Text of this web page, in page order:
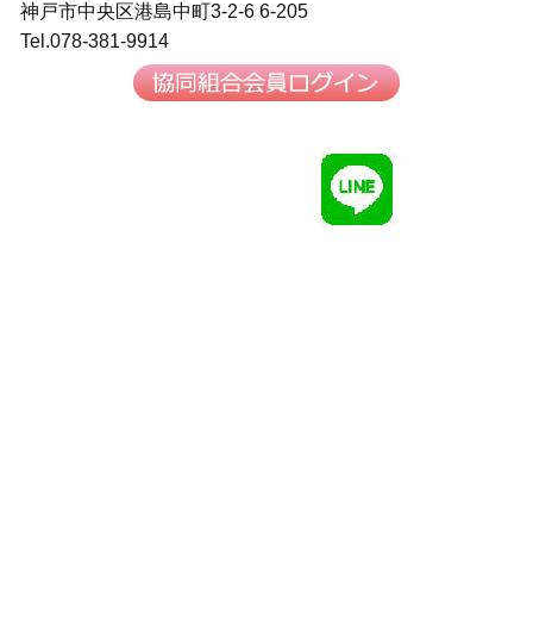
神戸市中央区港島中町3-2-6 6-205
Tel.078-381-9914